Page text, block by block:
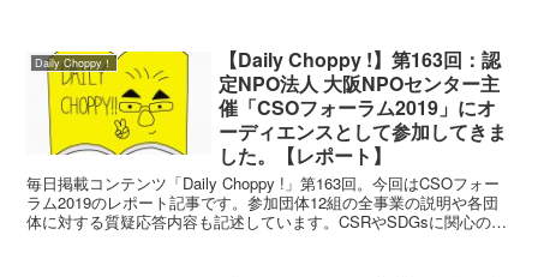
Daily Choppy！
【Daily Choppy !】第163回：認
定NPO法人 大阪NPOセンター主
催「CSOフォーラム2019」にオ
ーディエンスとして参加してきま
した。【レポート】
毎日掲載コンテンツ「Daily Choppy !」第163回。今回はCSOフォー
ラム2019のレポート記事です。参加団体12組の全事業の説明や各団
体に対する質疑応答内容も記述しています。CSRやSDGsに関心のあ